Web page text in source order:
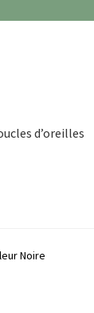
d’oreilles
Noire